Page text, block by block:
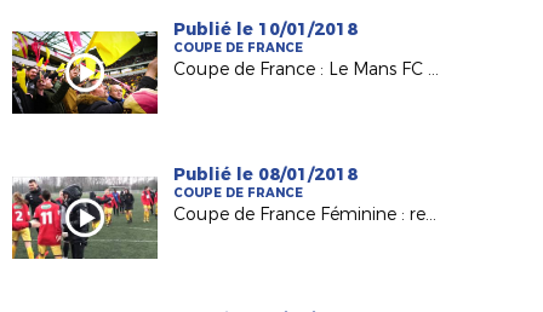
Publié le 10/01/2018
COUPE DE FRANCE
Coupe de France : Le Mans FC et ses supporters ont vibré
Publié le 08/01/2018
COUPE DE FRANCE
Coupe de France Féminine : retour sur le derby Orvault/Le Mans